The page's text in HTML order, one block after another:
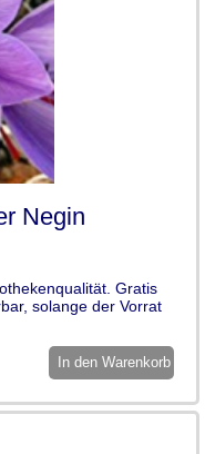
Negin
Gratis
solange der Vorrat
In den Warenkorb